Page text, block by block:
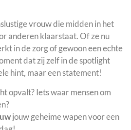
vrouw die midden in het
anderen klaarstaat. Of ze nu
in de zorg of gewoon een echte
dat zij zelf in de spotlight
hint, maar een statement!
opvalt? Iets waar mensen om
jouw geheime wapen voor een